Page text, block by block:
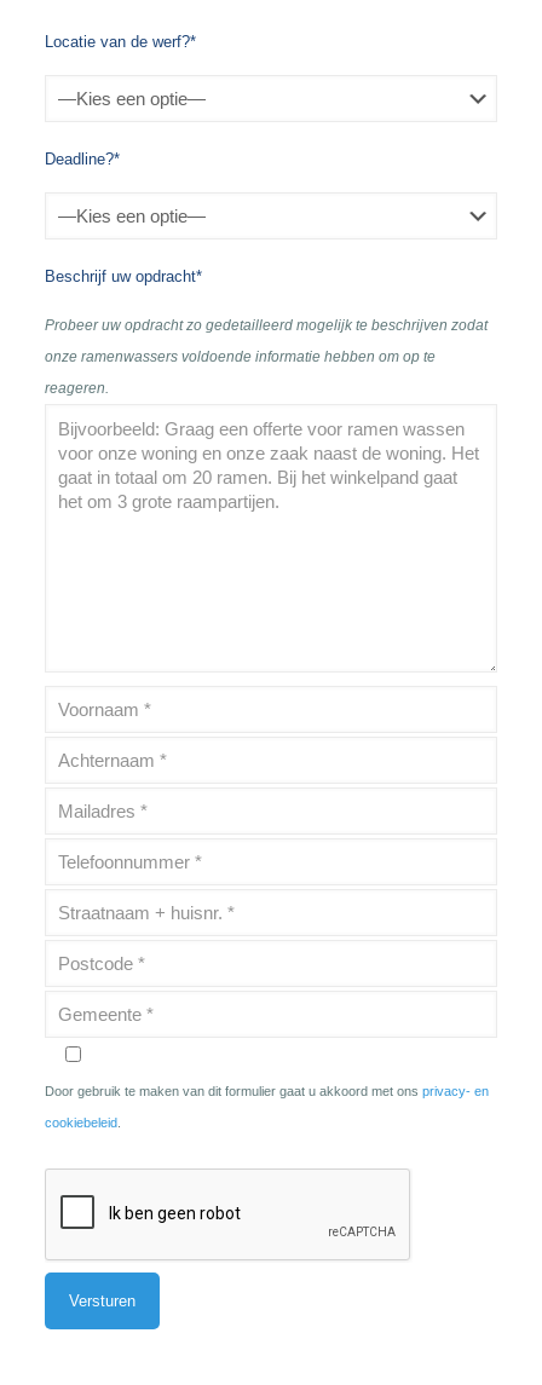
Locatie van de werf?*
Deadline?*
Beschrijf uw opdracht*
Probeer uw opdracht zo gedetailleerd mogelijk te beschrijven zodat
onze ramenwassers voldoende informatie hebben om op te
reageren.
Door gebruik te maken van dit formulier gaat u akkoord met ons privacy- en
cookiebeleid.